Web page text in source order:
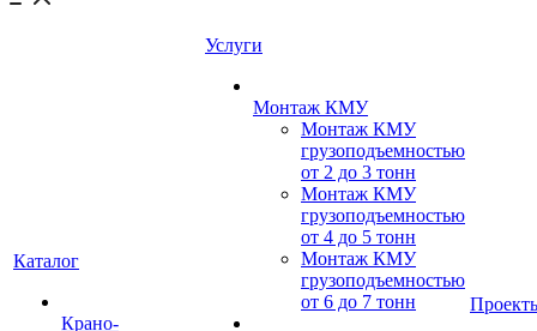
Каталог
Крано-
Услуги
Монтаж КМУ
Монтаж КМУ
грузоподъемностью
от 2 до 3 тонн
Монтаж КМУ
грузоподъемностью
от 4 до 5 тонн
Монтаж КМУ
грузоподъемностью
от 6 до 7 тонн